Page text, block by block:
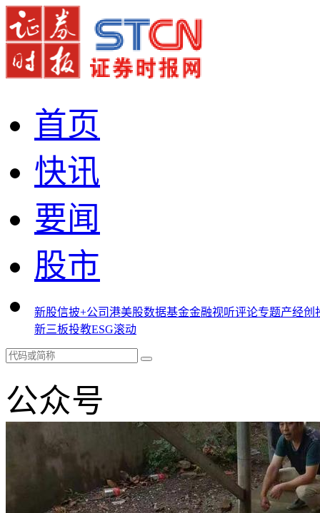
首页
快讯
要闻
股市
新股信披+公司港美股数据基金金融视听评论专题产经创
新三板投教ESG滚动
公众号